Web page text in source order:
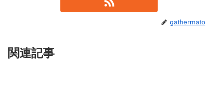
gathermato
関連記事